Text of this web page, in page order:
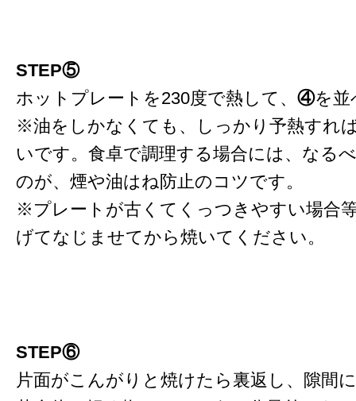
STEP⑤
ホットプレートを230度で熱して、 ④を並
※油をしかなくても、しっかり予熱すれ
いです。食卓で調理する場合には、なる
のが、煙や油はね防止のコツです。
※プレートが古くてくっつきやすい場合
げてなじませてから焼いてください。
STEP⑥
片面がこんがりと焼けたら裏返し、隙間